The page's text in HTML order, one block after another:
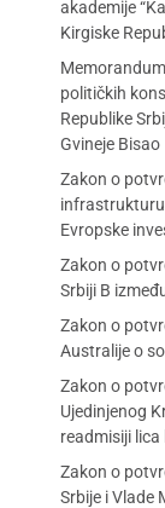
akademije
Kirgiske
političkih
Republike
Gvineje Bisao
Zakon o
infrastrukturu
Evropske
Zakon o
Srbiji B
Zakon o
Australije o
Zakon o
Ujedinjenog
readmisiji
Zakon o
Srbije i Vlade